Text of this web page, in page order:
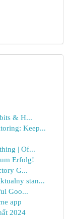
& H...
Keep...
| Of...
Erfolg!
G...
stan...
Goo...
app
2024